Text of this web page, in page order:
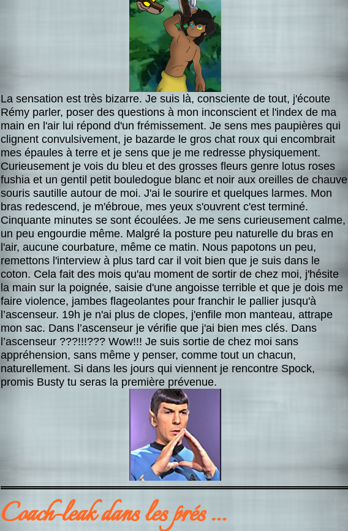
La sensation est très bizarre. Je suis là, consciente de tout, j'écoute
Rémy parler, poser des questions à mon inconscient et l'index de ma
main en l'air lui répond d'un frémissement. Je sens mes paupières qui
clignent convulsivement, je bazarde le gros chat roux qui encombrait
mes épaules à terre et je sens que je me redresse physiquement.
Curieusement je vois du bleu et des grosses fleurs genre lotus roses
fushia et un gentil petit bouledogue blanc et noir aux oreilles de chauve
souris sautille autour de moi. J'ai le sourire et quelques larmes. Mon
bras redescend, je m'ébroue, mes yeux s'ouvrent c'est terminé.
Cinquante minutes se sont écoulées. Je me sens curieusement calme,
un peu engourdie même. Malgré la posture peu naturelle du bras en
l'air, aucune courbature, même ce matin. Nous papotons un peu,
remettons l'interview à plus tard car il voit bien que je suis dans le
coton. Cela fait des mois qu'au moment de sortir de chez moi, j'hésite
la main sur la poignée, saisie d'une angoisse terrible et que je dois me
faire violence, jambes flageolantes pour franchir le pallier jusqu'à
l’ascenseur. 19h je n'ai plus de clopes, j'enfile mon manteau, attrape
mon sac. Dans l’ascenseur je vérifie que j'ai bien mes clés. Dans
l’ascenseur ???!!!??? Wow!!! Je suis sortie de chez moi sans
appréhension, sans même y penser, comme tout un chacun,
naturellement. Si dans les jours qui viennent je rencontre Spock,
promis Busty tu seras la première prévenue.
Coach-leak dans les prés …